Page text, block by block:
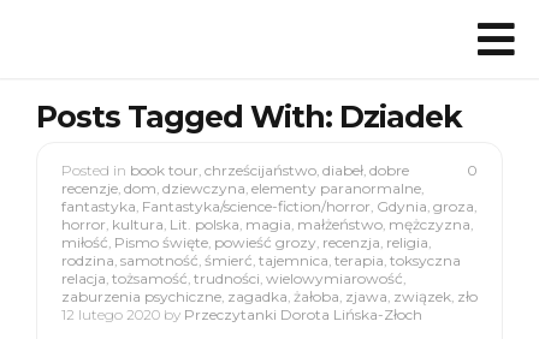
Posts Tagged With: Dziadek
0
Posted in book tour, chrześcijaństwo, diabeł, dobre
recenzje, dom, dziewczyna, elementy paranormalne,
fantastyka, Fantastyka/science-fiction/horror, Gdynia, groza,
horror, kultura, Lit. polska, magia, małżeństwo, mężczyzna,
miłość, Pismo święte, powieść grozy, recenzja, religia,
rodzina, samotność, śmierć, tajemnica, terapia, toksyczna
relacja, tożsamość, trudności, wielowymiarowość,
zaburzenia psychiczne, zagadka, żałoba, zjawa, związek, zło
12 lutego 2020 by Przeczytanki Dorota Lińska-Złoch